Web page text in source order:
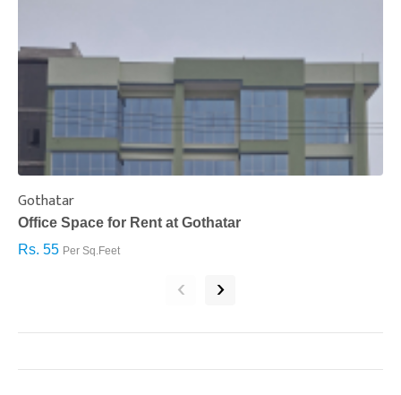
Gothatar
Office Space for Rent at Gothatar
Rs. 55 Per Sq.Feet
‹ ›